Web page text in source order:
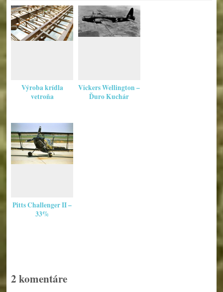
Výroba krídla
vetroňa
Vickers Wellington –
Ďuro Kuchár
Pitts Challenger II –
33%
2 komentáre